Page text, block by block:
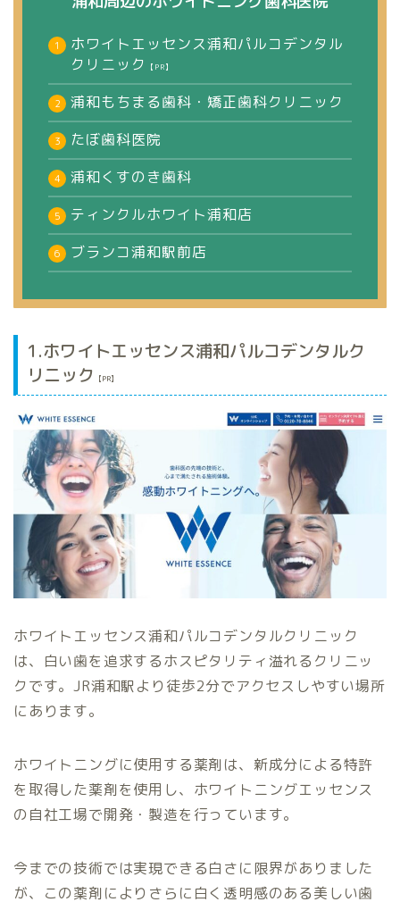
ホワイトエッセンス浦和パルコデンタル
クリニック
【PR】
浦和もちまる歯科・矯正歯科クリニック
たぼ歯科医院
浦和くすのき歯科
ティンクルホワイト浦和店
ブランコ浦和駅前店
1.ホワイトエッセンス浦和パルコデンタルク
リニック 【PR】
ホワイトエッセンス浦和パルコデンタルクリニック
は、白い歯を追求するホスピタリティ溢れるクリニッ
クです。JR浦和駅より徒歩2分でアクセスしやすい場所
にあります。
ホワイトニングに使用する薬剤は、新成分による特許
を取得した薬剤を使用し、ホワイトニングエッセンス
の自社工場で開発・製造を行っています。
今までの技術では実現できる白さに限界がありました
が、この薬剤によりさらに白く透明感のある美しい歯